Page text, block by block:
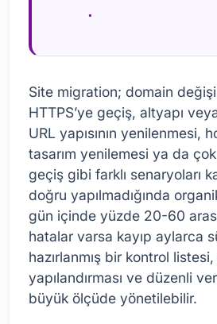
Site migration; domain
HTTPS’ye geçiş, altyapı
URL yapısının yenilenmesi,
tasarım yenilemesi ya da
geçiş gibi farklı senaryoları
doğru yapılmadığında
gün içinde yüzde 20-60
hatalar varsa kayıp aylarca
hazırlanmış bir kontrol
yapılandırması ve düzenli
büyük ölçüde yönetilebilir.